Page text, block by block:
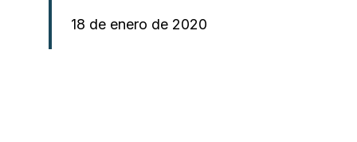
18 de enero de 2020